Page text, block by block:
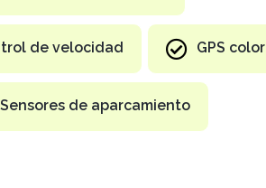
de velocidad GPS color
Sensores de aparcamiento